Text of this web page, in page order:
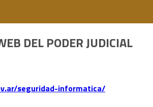
DEL PODER JUDICIAL
seguridad-informatica/